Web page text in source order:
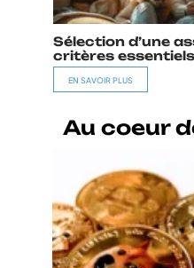
Sélection d’une
critères
EN SAVOIR PLUS
Au coeur